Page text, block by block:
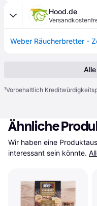
Hood.de
Weber Räucherbretter -
¹Vorbehaltlich
Ähnliche
Wir haben eine
interessant sein könnte.